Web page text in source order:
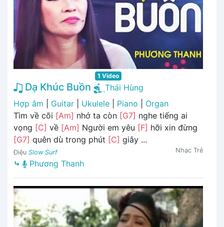
1 Video
Dạ Khúc Buồn
Thái Hùng
Hợp âm
Guitar Ukulele Piano
Organ
Tìm về cõi [Am] nhớ ta còn [G7] nghe tiếng ai
vọng [C] về [Am] Người em yêu [F] hỡi xin đừng
[G7] quên dù trong phút [C] giây ...
Điệu Slow Surf Nhạc Trẻ
⤷ Phương Thanh